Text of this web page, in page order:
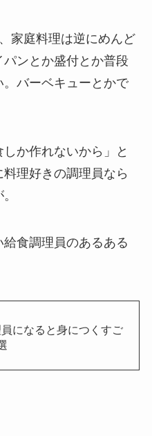
家庭料理は逆にめんど
ンとか盛付とか普段
バーベキューとかで
か作れないから」と
理好きの調理員なら
食調理員のあるある
になると身につくすご